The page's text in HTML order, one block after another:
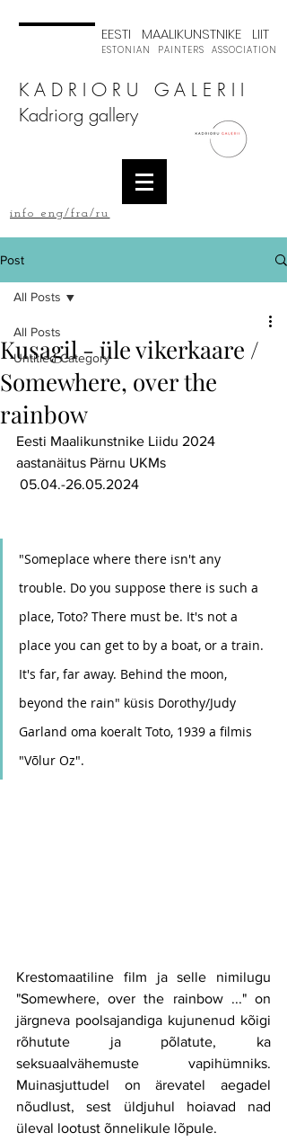
EESTI MAALIKUNSTNIKE LIIT
ESTONIAN PAINTERS ASSOCIATION
K A D R I O R U G A L E R I I
Kadriorg gallery
info eng/fra/ru
Post
All Posts
Untitled Category
All Posts
Kusagil - üle vikerkaare /
Somewhere, over the
rainbow
Eesti Maalikunstnike Liidu 2024
aastanäitus Pärnu UKMs
05.04.-26.05.2024
"Someplace where there isn't any
trouble. Do you suppose there is such a
place, Toto? There must be. It's not a
place you can get to by a boat, or a train.
It's far, far away. Behind the moon,
beyond the rain" küsis Dorothy/Judy
Garland oma koeralt Toto, 1939 a filmis
"Võlur Oz".
Krestomaatiline film ja selle nimilugu
"Somewhere, over the rainbow ..." on
järgneva poolsajandiga kujunenud kõigi
rõhutute ja põlatute, ka
seksuaalvähemuste vapihümniks.
Muinasjuttudel on ärevatel aegadel
nõudlust, sest üldjuhul hoiavad nad
üleval lootust õnnelikule lõpule.